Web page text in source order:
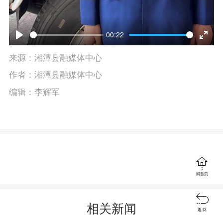
P
l
a
00:22
E
u
l
l
来源：湘潭县融媒体中心
作者：湘潭县融媒体中心
编辑：李辉军
相关新闻

回首页

返 回